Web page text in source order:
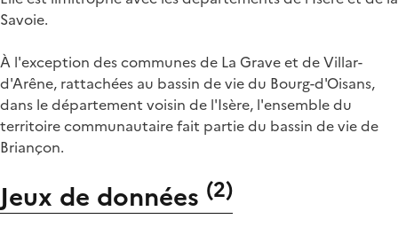
Savoie.
À l'exception des communes de La Grave et de Villar-
d'Arêne, rattachées au bassin de vie du Bourg-d'Oisans,
dans le département voisin de l'Isère, l'ensemble du
territoire communautaire fait partie du bassin de vie de
Briançon.
Jeux de données (2)